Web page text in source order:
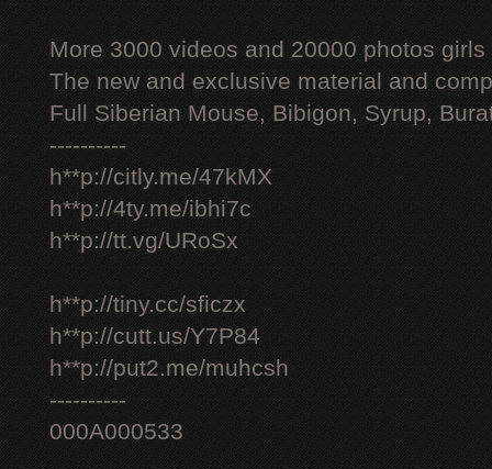
More 3000 videos and 20000 photos
The new and exclusive material and
Full Siberian Mouse, Bibigon, Syrup,
----------
h**p://citly.me/47kMX
h**p://4ty.me/ibhi7c
h**p://tt.vg/URoSx
h**p://tiny.cc/sficzx
h**p://cutt.us/Y7P84
h**p://put2.me/muhcsh
----------
000A000533